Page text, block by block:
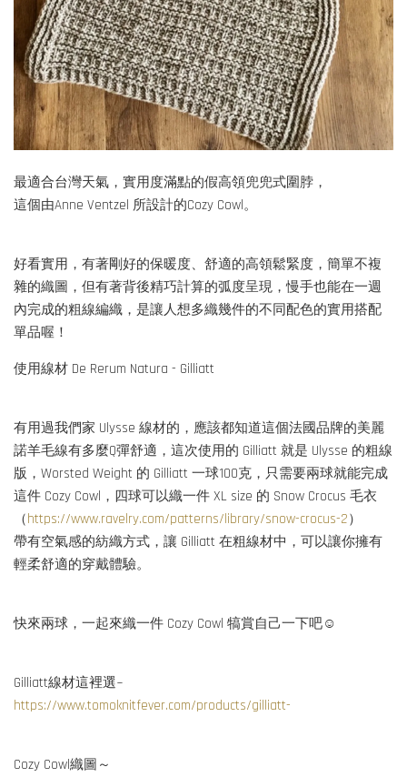
最適合台灣天氣，實用度滿點的假高領兜兜式圍脖，
這個由Anne Ventzel 所設計的Cozy Cowl。
好看實用，有著剛好的保暖度、舒適的高領鬆緊度，簡單不複
雜的織圖，但有著背後精巧計算的弧度呈現，慢手也能在一週
內完成的粗線編織，是讓人想多織幾件的不同配色的實用搭配
單品喔！
使用線材 De Rerum Natura - Gilliatt
有用過我們家 Ulysse 線材的，應該都知道這個法國品牌的美麗
諾羊毛線有多麼Q彈舒適，這次使用的 Gilliatt 就是 Ulysse 的粗線
版，Worsted Weight 的 Gilliatt 一球100克，只需要兩球就能完成
這件 Cozy Cowl，四球可以織一件 XL size 的 Snow Crocus 毛衣
（https://www.ravelry.com/patterns/library/snow-crocus-2）
帶有空氣感的紡織方式，讓 Gilliatt 在粗線材中，可以讓你擁有
輕柔舒適的穿戴體驗。
快來兩球，一起來織一件 Cozy Cowl 犒賞自己一下吧☺️
Gilliatt線材這裡選~
https://www.tomoknitfever.com/products/gilliatt-
Cozy Cowl織圖～